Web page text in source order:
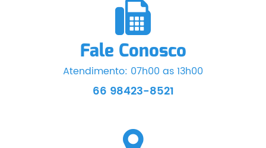
Fale Conosco
Atendimento: 07h00 as 13h00
66 98423-8521